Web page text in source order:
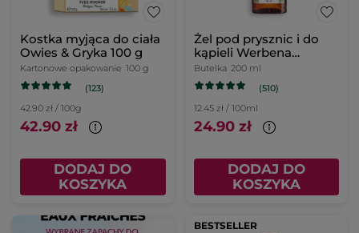
Kostka myjąca do ciała
Owies & Gryka 100 g
Kartonowe opakowanie 100 g
(123)
42.90 zł / 100g
42.90 zł
DODAJ DO
KOSZYKA
Żel pod prysznic i do
kąpieli Werbena
cytrynowa & Kwiat
rumianku 200 ml
Butelka 200 ml
(510)
12.45 zł / 100ml
24.90 zł
DODAJ DO
KOSZYKA
BESTSELLER